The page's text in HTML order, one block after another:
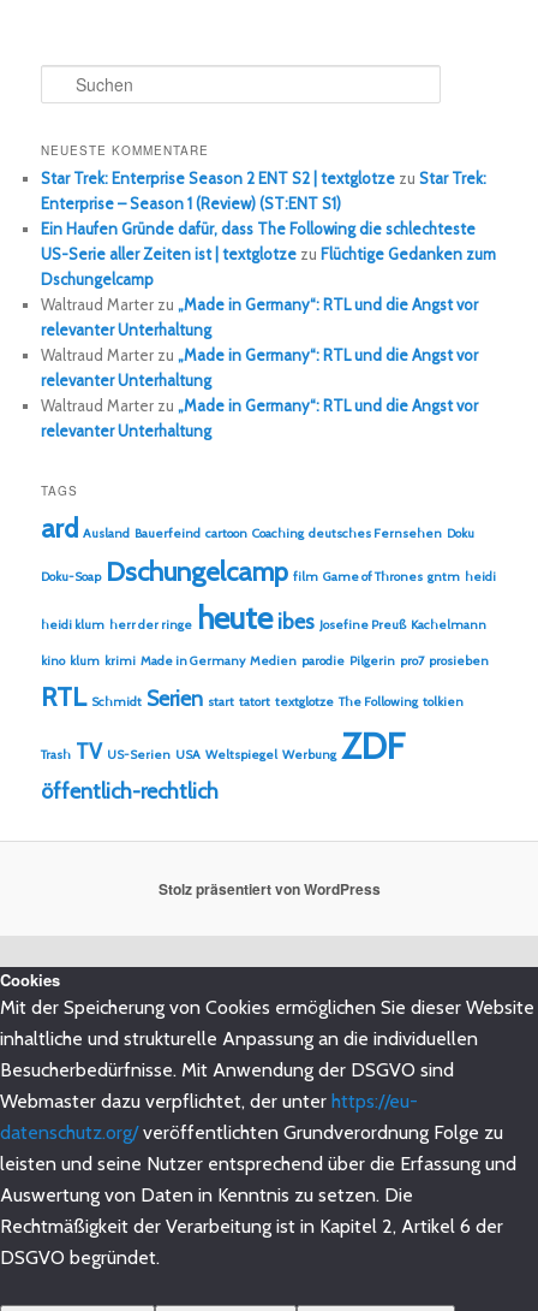
u
h
e
n
NEUESTE KOMMENTARE
Star Trek: Enterprise Season 2 ENT S2 | textglotze zuStar Trek:
Enterprise – Season 1 (Review) (ST:ENT S1)
Ein Haufen Gründe dafür, dass The Following die schlechteste
US-Serie aller Zeiten ist | textglotze zu Flüchtige Gedanken zum
Dschungelcamp
Waltraud Marter zu„Made in Germany“: RTL und die Angst vor
relevanter Unterhaltung
Waltraud Marter zu„Made in Germany“: RTL und die Angst vor
relevanter Unterhaltung
Waltraud Marter zu„Made in Germany“: RTL und die Angst vor
relevanter Unterhaltung
TAGS
ard Ausland Bauerfeind cartoon Coaching deutsches Fernsehen Doku
Doku-Soap Dschungelcamp film Game of Thrones gntm heidi
heidi klum herr der ringe heute ibes Josefine Preuß Kachelmann
kino klum krimi Made in Germany Medien parodie Pilgerin pro7 prosieben
RTL Schmidt Serien start tatort textglotze The Following tolkien
Trash TV US-Serien USA Weltspiegel Werbung ZDF
öffentlich-rechtlich
Stolz präsentiert von WordPress
Cookies
Mit der Speicherung von Cookies ermöglichen Sie dieser Website
inhaltliche und strukturelle Anpassung an die individuellen
Besucherbedürfnisse. Mit Anwendung der DSGVO sind
Webmaster dazu verpflichtet, der unter https://eu-
datenschutz.org/veröffentlichten Grundverordnung Folge zu
leisten und seine Nutzer entsprechend über die Erfassung und
Auswertung von Daten in Kenntnis zu setzen. Die
Rechtmäßigkeit der Verarbeitung ist in Kapitel 2, Artikel 6 der
DSGVO begründet.